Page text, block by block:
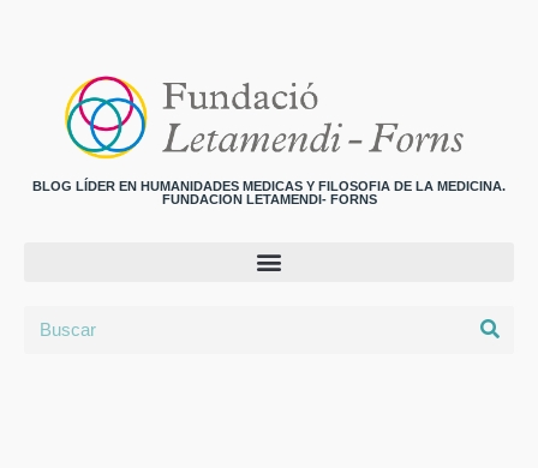
BLOG LÍDER EN HUMANIDADES MEDICAS Y FILOSOFIA DE LA MEDICINA.
FUNDACION LETAMENDI- FORNS